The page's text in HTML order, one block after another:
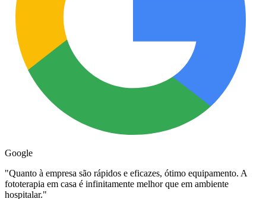
Google
"Quanto à empresa são rápidos e eficazes, ótimo equipamento. A
fototerapia em casa é infinitamente melhor que em ambiente
hospitalar."